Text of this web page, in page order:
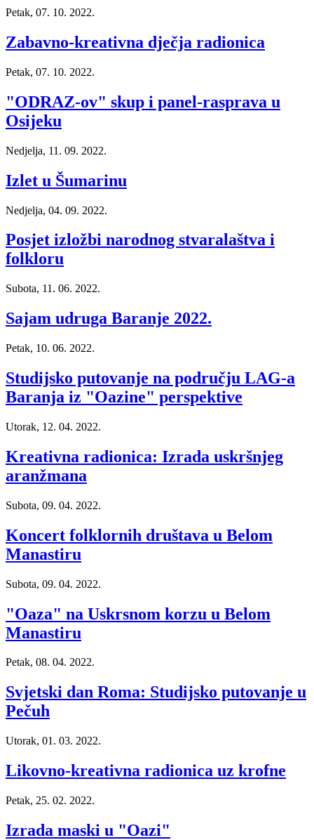
Petak, 07. 10. 2022.
Zabavno-kreativna dječja radionica
Petak, 07. 10. 2022.
"ODRAZ-ov" skup i panel-rasprava u
Osijeku
Nedjelja, 11. 09. 2022.
Izlet u Šumarinu
Nedjelja, 04. 09. 2022.
Posjet izložbi narodnog stvaralaštva i
folkloru
Subota, 11. 06. 2022.
Sajam udruga Baranje 2022.
Petak, 10. 06. 2022.
Studijsko putovanje na području LAG-a
Baranja iz "Oazine" perspektive
Utorak, 12. 04. 2022.
Kreativna radionica: Izrada uskršnjeg
aranžmana
Subota, 09. 04. 2022.
Koncert folklornih društava u Belom
Manastiru
Subota, 09. 04. 2022.
"Oaza" na Uskrsnom korzu u Belom
Manastiru
Petak, 08. 04. 2022.
Svjetski dan Roma: Studijsko putovanje u
Pečuh
Utorak, 01. 03. 2022.
Likovno-kreativna radionica uz krofne
Petak, 25. 02. 2022.
Izrada maski u "Oazi"